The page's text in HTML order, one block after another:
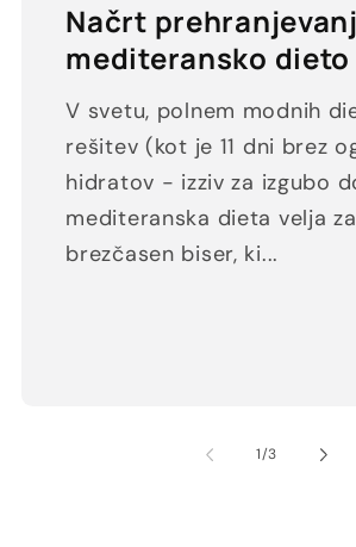
Načrt
mediteransko dieto
V svetu, polnem modnih
rešitev (kot je 11 dni brez
hidratov - izziv za izgubo
mediteranska dieta velja za
brezčasen biser, ki...
1/od
3